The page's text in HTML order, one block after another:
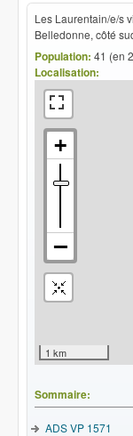
Les Laurentain/e/s
Belledonne, côté
Population: 41 (en
Localisation:
1 km
Sommaire:
ADS VP 1571